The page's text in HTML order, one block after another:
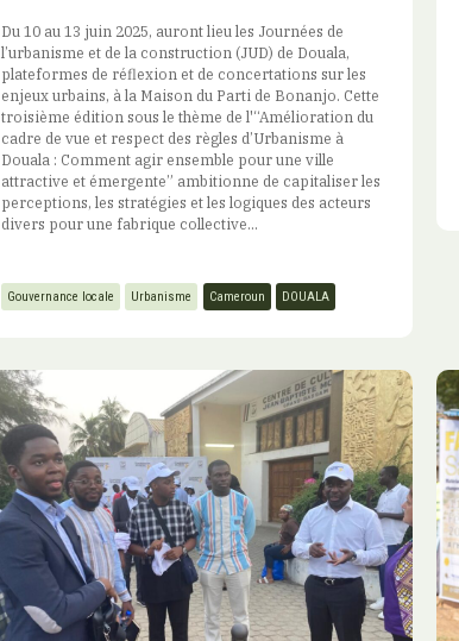
Du 10 au 13 juin 2025, auront lieu les Journées de
l’urbanisme et de la construction (JUD) de Douala,
plateformes de réflexion et de concertations sur les
enjeux urbains, à la Maison du Parti de Bonanjo. Cette
troisième édition sous le thème de l'“Amélioration du
cadre de vue et respect des règles d’Urbanisme à
Douala : Comment agir ensemble pour une ville
attractive et émergente” ambitionne de capitaliser les
perceptions, les stratégies et les logiques des acteurs
divers pour une fabrique collective...
Gouvernance locale Urbanisme Cameroun DOUALA